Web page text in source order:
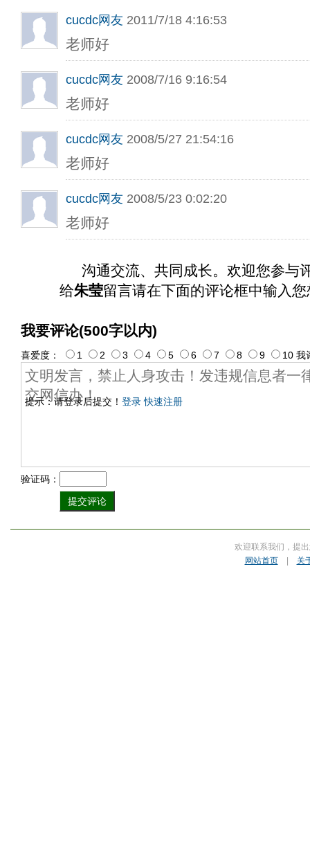
cucdc网友 2011/7/18 4:16:53
老师好
cucdc网友 2008/7/16 9:16:54
老师好
cucdc网友 2008/5/27 21:54:16
老师好
cucdc网友 2008/5/23 0:02:20
老师好
沟通交流、共同成长。欢迎您参与
给朱莹留言请在下面的评论框中输入
我要评论(500字以内)
提示：请登录后提交！ 登录 快速注册
喜爱度： 1 2 3 4 5 6 7 8 9 10 我
验证码：
欢迎联系我们，提
网站首页| 关